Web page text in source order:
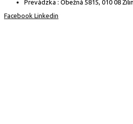
Prevádzka : Obežná 5815, 010 08
Facebook Linkedin